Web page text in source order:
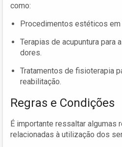
como:
Procedimentos estéticos em
Terapias de acupuntura para
dores.
Tratamentos de fisioterapia
reabilitação.
Regras e Condições
É importante ressaltar algumas
relacionadas à utilização dos